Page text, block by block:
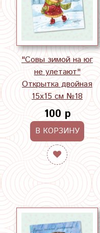
"Совы зимой на юг
не улетают"
Открытка двойная
15х15 см №18
100 р
В КОРЗИНУ